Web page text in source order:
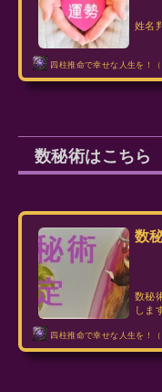
姓名
四柱推命で幸せな人生を！（
数秘術はこちら
数
数秘
しま
四柱推命で幸せな人生を！（